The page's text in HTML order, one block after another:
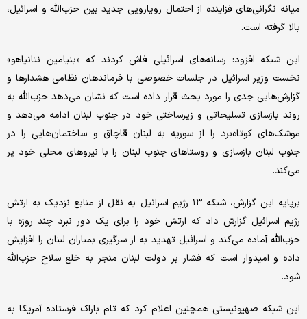
میانه نگرانی‌های فزاینده از احتمال رویارویی جدید بین حزب‌الله و اسرائیل،
بالا گرفته است.
این شبکه افزود: رسانه‌های اسرائیلی فاش کردند که «بنیامین نتانیاهو»
نخست وزیر اسرائیل در جلسات خصوصی با فرماندهان نظامی هشدارها و
گزارش‌هایی جدی را مورد بحث قرار داده است که نشان می‌دهد حزب‌الله به
روند بازسازی تسلیحاتی و زیرساختی خود در جنوب لبنان ادامه می‌دهد و
موشک‌های کوتاه‌برد را از سوریه به لبنان قاچاق و ساختمان‌هایی را در
جنوب لبنان بازسازی و روستاهای جنوب لبنان را با نیروهای محلی خود پر
می‌کند.
برپایه این گزارش، شبکه ۱۳ رژیم اسرائیل به نقل از منابع نزدیک به ارتش
رژیم اسرائیل گزارش داد که ارتش خود را برای یک دور نبرد چند روزه با
حزب‌الله آماده می‌کند و اسرائیل تهدید به از سرگیری بمباران‌ لبنان را افزایش
داده و امیدوار است که فشار بر دولت لبنان منجر به خلع سلاح حزب‌الله
شود.
این شبکه صهیونیستی همچنین اعلام کرد که تام باراک فرستاده آمریکا به